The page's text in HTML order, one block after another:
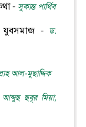
- সুকান্ত পার্থিব
যুবসমাজ - ড.
আল-মুছাদ্দিক
আব্দুছ ছবূর মিয়া,